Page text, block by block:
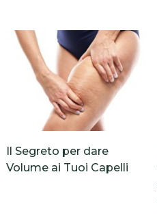
Il Segreto per dare
Volume ai Tuoi Capelli